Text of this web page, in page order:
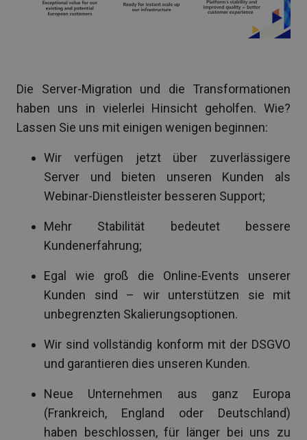
Die Server-Migration und die Transformationen
haben uns in vielerlei Hinsicht geholfen. Wie?
Lassen Sie uns mit einigen wenigen beginnen:
Wir verfügen jetzt über zuverlässigere
Server und bieten unseren Kunden als
Webinar-Dienstleister besseren Support;
Mehr Stabilität bedeutet bessere
Kundenerfahrung;
Egal wie groß die Online-Events unserer
Kunden sind – wir unterstützen sie mit
unbegrenzten Skalierungsoptionen.
Wir sind vollständig konform mit der DSGVO
und garantieren dies unseren Kunden.
Neue Unternehmen aus ganz Europa
(Frankreich, England oder Deutschland)
haben beschlossen, für länger bei uns zu